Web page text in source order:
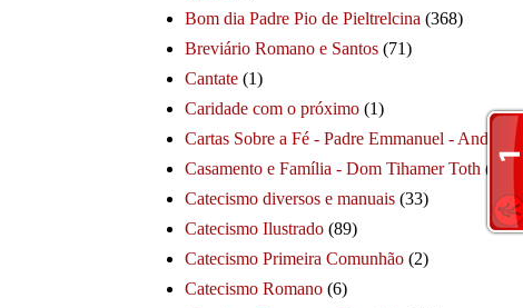
Bom dia Padre Pio de Pieltrelcina (368)
Breviário Romano e Santos (71)
Cantate (1)
Caridade com o próximo (1)
Cartas Sobre a Fé - Padre Emmanuel - André
Casamento e Família - Dom Tihamer Toth (115)
Catecismo diversos e manuais (33)
Catecismo Ilustrado (89)
Catecismo Primeira Comunhão (2)
Catecismo Romano (6)